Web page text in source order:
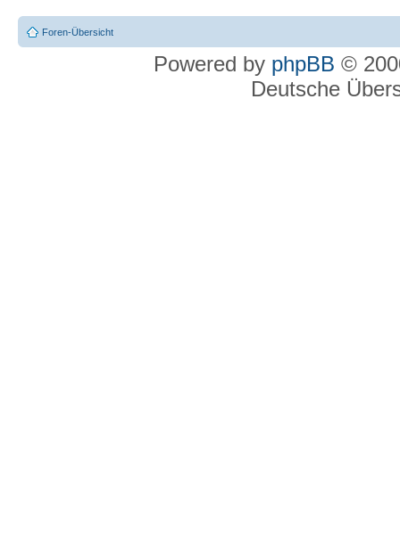
Foren-Übersicht
Powered by phpBB ©
Deutsche